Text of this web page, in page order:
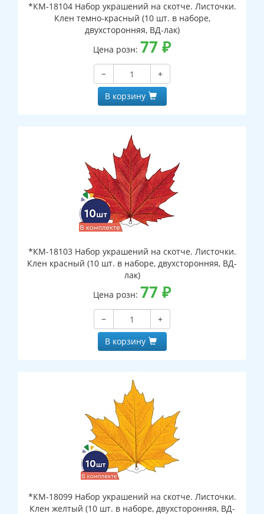
*КМ-18104 Набор украшений на скотче. Листочки.
Клен темно-красный (10 шт. в наборе,
двухсторонняя, ВД-лак)
Цена розн: 77 ₽
−
+
В корзину
*КМ-18103 Набор украшений на скотче. Листочки.
Клен красный (10 шт. в наборе, двухсторонняя, ВД-
лак)
Цена розн: 77 ₽
−
+
В корзину
*КМ-18099 Набор украшений на скотче. Листочки.
Клен желтый (10 шт. в наборе, двухсторонняя, ВД-